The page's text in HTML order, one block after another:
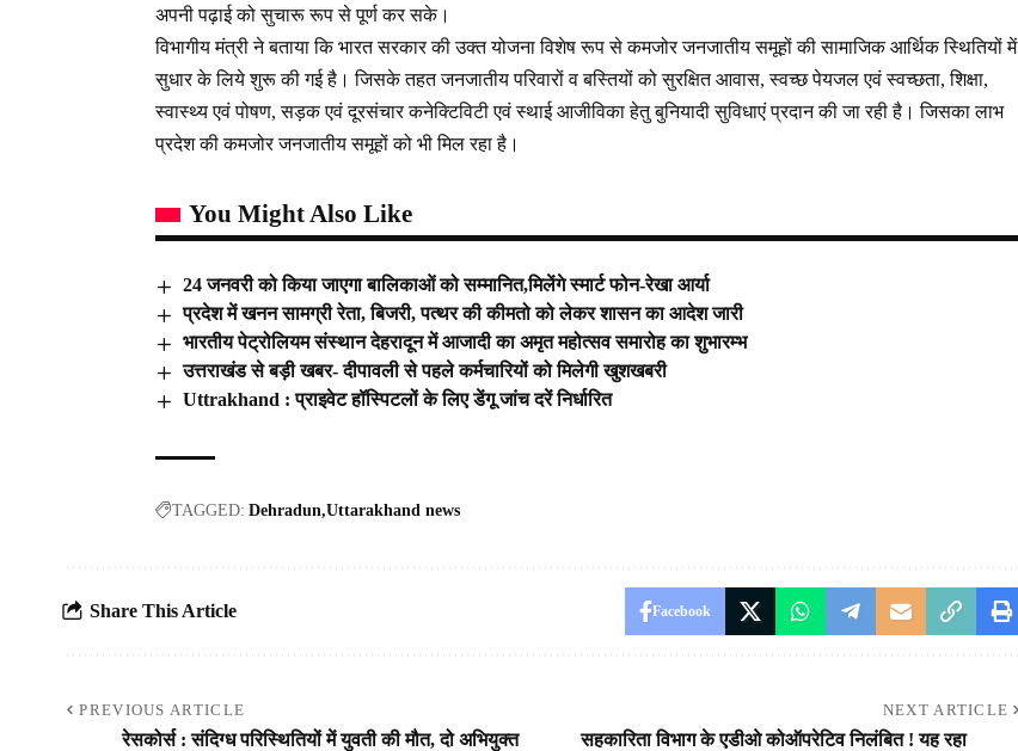
अपनी पढ़ाई को सुचारू रूप से पूर्ण कर सके।
विभागीय मंत्री ने बताया कि भारत सरकार की उक्त योजना विशेष रूप से कमजोर जनजातीय समूहों की सामाजिक आर्थिक स्थितियों में
सुधार के लिये शुरू की गई है। जिसके तहत जनजातीय परिवारों व बस्तियों को सुरक्षित आवास, स्वच्छ पेयजल एवं स्वच्छता, शिक्षा,
स्वास्थ्य एवं पोषण, सड़क एवं दूरसंचार कनेक्टिविटी एवं स्थाई आजीविका हेतु बुनियादी सुविधाएं प्रदान की जा रही है। जिसका लाभ
प्रदेश की कमजोर जनजातीय समूहों को भी मिल रहा है।
You Might Also Like
24 जनवरी को किया जाएगा बालिकाओं को सम्मानित,मिलेंगे स्मार्ट फोन-रेखा आर्या
प्रदेश में खनन सामग्री रेता, बिजरी, पत्थर की कीमतो को लेकर शासन का आदेश जारी
भारतीय पेट्रोलियम संस्थान देहरादून में आजादी का अमृत महोत्सव समारोह का शुभारम्भ
उत्तराखंड से बड़ी खबर- दीपावली से पहले कर्मचारियों को मिलेगी खुशखबरी
Uttrakhand : प्राइवेट हॉस्पिटलों के लिए डेंगू जांच दरें निर्धारित
TAGGED: Dehradun Uttarakhand news
Share This Article Facebook
PREVIOUS ARTICLE
रेसकोर्स : संदिग्ध परिस्थितियों में युवती की मौत, दो अभियुक्त
NEXT ARTICLE
सहकारिता विभाग के एडीओ कोऑपरेटिव निलंबित ! यह रहा